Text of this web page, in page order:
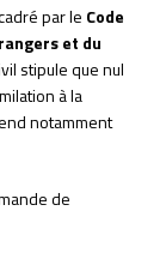
par le Code
et du
stipule que nul
à la
notamment
de